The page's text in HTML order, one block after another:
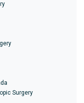
Surgery